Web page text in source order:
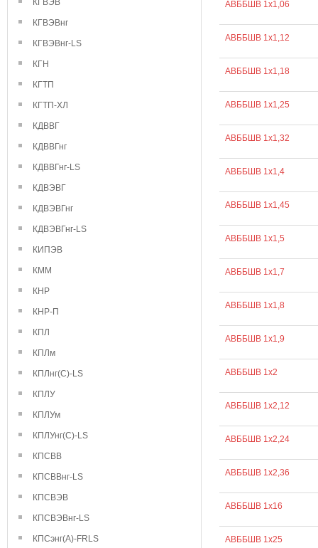
КГВЭВ
КГВЭВнг
КГВЭВнг-LS
КГН
КГТП
КГТП-ХЛ
КДВВГ
КДВВГнг
КДВВГнг-LS
КДВЭВГ
КДВЭВГнг
КДВЭВГнг-LS
КИПЭВ
КММ
КНР
КНР-П
КПЛ
КПЛм
КПЛнг(С)-LS
КПЛУ
КПЛУм
КПЛУнг(С)-LS
КПСВВ
КПСВВнг-LS
КПСВЭВ
КПСВЭВнг-LS
КПСэнг(А)-FRLS
АВББШВ 1х1,06
АВББШВ 1х1,12
АВББШВ 1х1,18
АВББШВ 1х1,25
АВББШВ 1х1,32
АВББШВ 1х1,4
АВББШВ 1х1,45
АВББШВ 1х1,5
АВББШВ 1х1,7
АВББШВ 1х1,8
АВББШВ 1х1,9
АВББШВ 1х2
АВББШВ 1х2,12
АВББШВ 1х2,24
АВББШВ 1х2,36
АВББШВ 1х16
АВББШВ 1х25